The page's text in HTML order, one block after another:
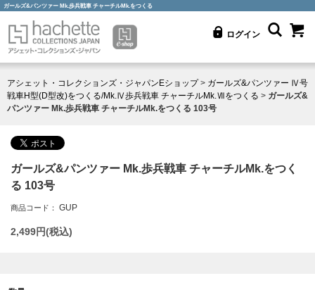
ガールズ&パンツァー Mk.歩兵戦車 チャーチルMk.をつくる
ログイン
アシェット・コレクションズ・ジャパンEショップ> ガールズ&パンツァー Ⅳ号
戦車H型(D型改)をつくる/Mk.Ⅳ歩兵戦車 チャーチルMk.Ⅶをつくる > ガールズ&
パンツァー Mk.歩兵戦車 チャーチルMk.をつくる 103号
ガールズ&パンツァー Mk.歩兵戦車 チャーチルMk.をつく
る 103号
商品コード： GUP
2,499円(税込)